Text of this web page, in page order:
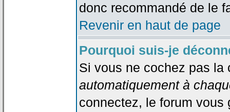
donc recommandé de le
Revenir en haut de page
Pourquoi suis-je
Si vous ne cochez pas
automatiquement à
connectez, le forum vous